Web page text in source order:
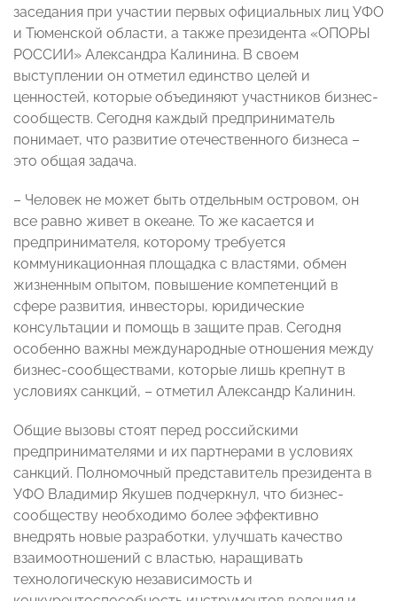
заседания при участии первых официальных лиц УФО
и Тюменской области, а также президента «ОПОРЫ
РОССИИ» Александра Калинина. В своем
выступлении он отметил единство целей и
ценностей, которые объединяют участников бизнес-
сообществ. Сегодня каждый предприниматель
понимает, что развитие отечественного бизнеса –
это общая задача.
– Человек не может быть отдельным островом, он
все равно живет в океане. То же касается и
предпринимателя, которому требуется
коммуникационная площадка с властями, обмен
жизненным опытом, повышение компетенций в
сфере развития, инвесторы, юридические
консультации и помощь в защите прав. Сегодня
особенно важны международные отношения между
бизнес-сообществами, которые лишь крепнут в
условиях санкций, – отметил Александр Калинин.
Общие вызовы стоят перед российскими
предпринимателями и их партнерами в условиях
санкций. Полномочный представитель президента в
УФО Владимир Якушев подчеркнул, что бизнес-
сообществу необходимо более эффективно
внедрять новые разработки, улучшать качество
взаимоотношений с властью, наращивать
технологическую независимость и